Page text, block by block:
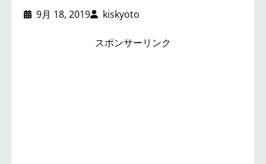
9月 18, 2019 kiskyoto
スポンサーリンク